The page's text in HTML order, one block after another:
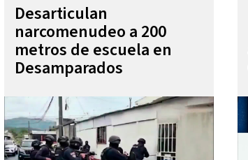
Desarticulan
narcomenudeo a 200
metros de escuela en
Desamparados